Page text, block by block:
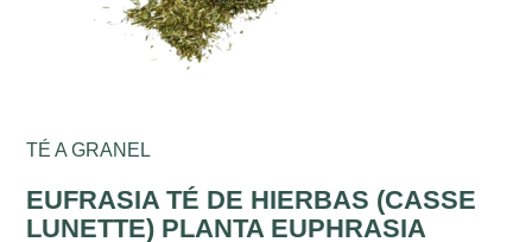
TÉ A GRANEL
EUFRASIA TÉ DE HIERBAS (CASSE
LUNETTE) PLANTA EUPHRASIA